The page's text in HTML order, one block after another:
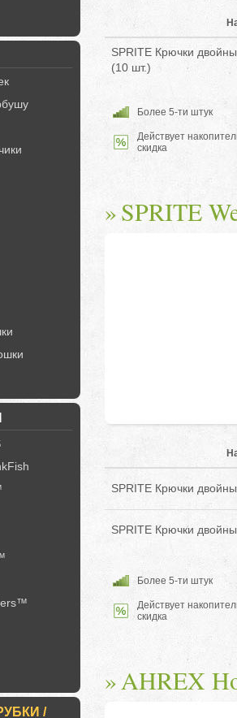
/
SPRITE Крючки
(10 шт.)
Более 5-ти штук
Действует
скидка
SPRITE
SPRITE Крючки
SPRITE Крючки
Более 5-ти штук
Действует
скидка
AHREX